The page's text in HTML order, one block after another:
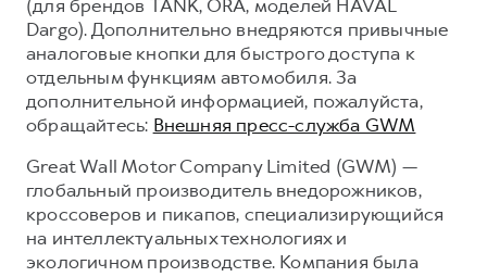
(для брендов TANK, ORA, моделей HAVAL
Dargo). Дополнительно внедряются привычные
аналоговые кнопки для быстрого доступа к
отдельным функциям автомобиля. За
дополнительной информацией, пожалуйста,
обращайтесь: Внешняя пресс-служба GWM
Great Wall Motor Company Limited (GWM) —
глобальный производитель внедорожников,
кроссоверов и пикапов, специализирующийся
на интеллектуальных технологиях и
экологичном производстве. Компания была